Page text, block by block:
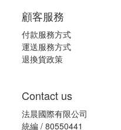
顧客服務
付款服務方式
運送服務方式
退換貨政策
Contact us
法晨國際有限公司
統編 / 80550441